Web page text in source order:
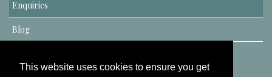
This website uses cookies to ensure you get
Enquiries
Blog